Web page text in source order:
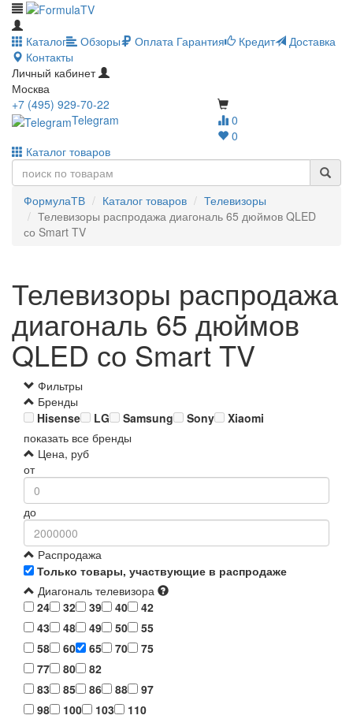
Каталог Обзоры Оплата Гарантия Кредит
Доставка
Контакты
Личный кабинет
Москва
0
0
+7 (495) 929-70-22
Telegram
Каталог товаров
ФормулаТВ Каталог товаров
Телевизоры
Телевизоры распродажа диагональ 65 дюймов QLED
со Smart TV
Телевизоры распродажа
диагональ 65 дюймов
QLED со Smart TV
Фильтры
Бренды
Hisense
LG Samsung Sony
Xiaomi
показать все бренды
Цена, руб
от
до
Распродажа
Только товары, участвующие в распродаже
Диагональ телевизора
24
32 39 40
42
43
48 49 50
55
58
60 65 70
75
77
80
82
83
85 86 88
97
98
100 103
110